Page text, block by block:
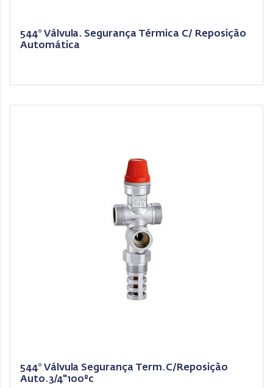
544* Válvula. Segurança Térmica C/ Reposição
Automática
544* Válvula Segurança Term.C/Reposição
Auto.3/4"100ºc